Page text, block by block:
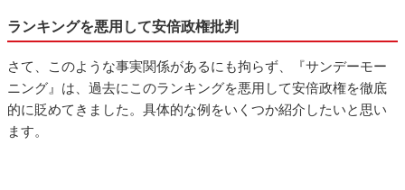
ランキングを悪用して安倍政権批判
さて、このような事実関係があるにも拘らず、『サンデーモー
ニング』は、過去にこのランキングを悪用して安倍政権を徹底
的に貶めてきました。具体的な例をいくつか紹介したいと思い
ます。